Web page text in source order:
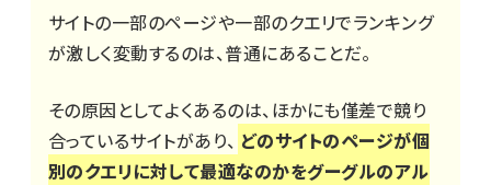
サイトの一部のページや一部のクエリでランキング
が激しく変動するのは、普通にあることだ。
その原因としてよくあるのは、ほかにも僅差で競り
合っているサイトがあり、 どのサイトのページが個
別のクエリに対して最適なのかをグーグルのアル